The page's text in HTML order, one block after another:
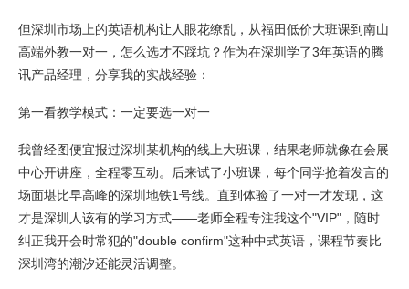
但深圳市场上的英语机构让人眼花缭乱，从福田低价大班课到南山
高端外教一对一，怎么选才不踩坑？作为在深圳学了3年英语的腾
讯产品经理，分享我的实战经验：
第一看教学模式：一定要选一对一
我曾经图便宜报过深圳某机构的线上大班课，结果老师就像在会展
中心开讲座，全程零互动。后来试了小班课，每个同学抢着发言的
场面堪比早高峰的深圳地铁1号线。直到体验了一对一才发现，这
才是深圳人该有的学习方式——老师全程专注我这个"VIP"，随时
纠正我开会时常犯的"double confirm"这种中式英语，课程节奏比
深圳湾的潮汐还能灵活调整。